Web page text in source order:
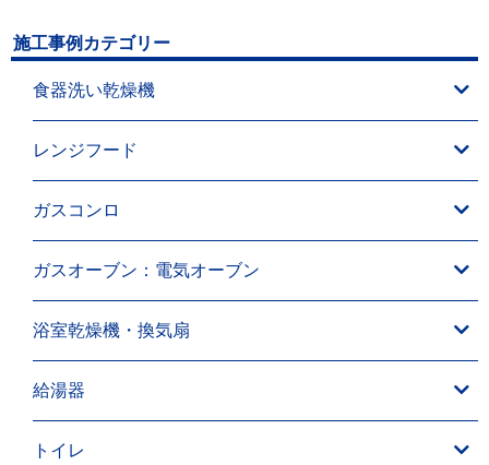
施工事例カテゴリー
食器洗い乾燥機
レンジフード
ガスコンロ
ガスオーブン：電気オーブン
浴室乾燥機・換気扇
給湯器
トイレ